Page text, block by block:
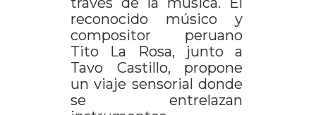
reconocido músico y
compositor peruano
Tito La Rosa, junto a
Tavo Castillo, propone
un viaje sensorial donde
se entrelazan